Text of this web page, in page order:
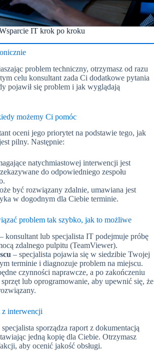
IT krok po kroku
problem techniczny, otrzymasz od razu
celu konsultant zada Ci dodatkowe pytania
pojawił się problem i jak wyglądają
możemy Ci pomóc
oceni jego priorytet na podstawie tego, jak
pilny. Następnie:
natychmiastowej interwencji jest
do odpowiedniego zespołu
być rozwiązany zdalnie, umawiana jest
w dogodnym dla Ciebie terminie.
problem tak szybko, jak to możliwe
– konsultant lub specjalista IT podejmuje próbę
zdalnego pulpitu (TeamViewer).
– specjalista pojawia się w siedzibie Twojej
terminie i diagnozuje problem na miejscu.
czynności naprawcze, a po zakończeniu
lub oprogramowanie, aby upewnić się, że
z interwencji
sporządza raport z dokumentacją
jedną kopię dla Ciebie. Otrzymasz
aby ocenić jakość obsługi.